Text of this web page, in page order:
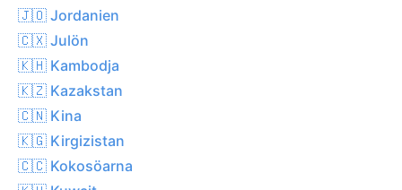
🇯🇴 Jordanien
🇨🇽 Julön
🇰🇭 Kambodja
🇰🇿 Kazakstan
🇨🇳 Kina
🇰🇬 Kirgizistan
🇨🇨 Kokosöarna